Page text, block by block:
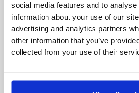
social media features and to
information about your use of our
advertising and analytics partners
other information that you’ve
collected from your use of their
mundo del licensing, todo al
click.